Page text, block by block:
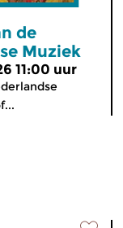
de
Muziek
11:00 uur